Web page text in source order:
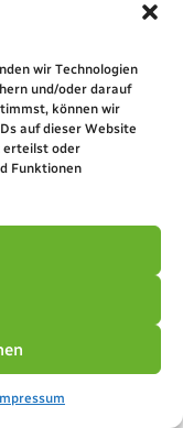
wir Technologien
und/oder darauf
können wir
auf dieser Website
erteilst oder
Funktionen
und
und
immer eine
Saison.
an die
Von der